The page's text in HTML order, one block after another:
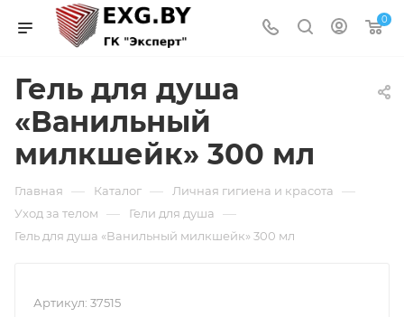
0
Гель для душа
«Ванильный
милкшейк» 300 мл
Главная — Каталог — Личная гигиена и красота —
Уход за телом — Гели для душа —
Гель для душа «Ванильный милкшейк» 300 мл
Артикул: 37515